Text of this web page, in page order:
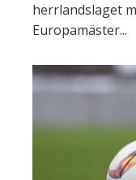
herrlandslaget
Europamäster...